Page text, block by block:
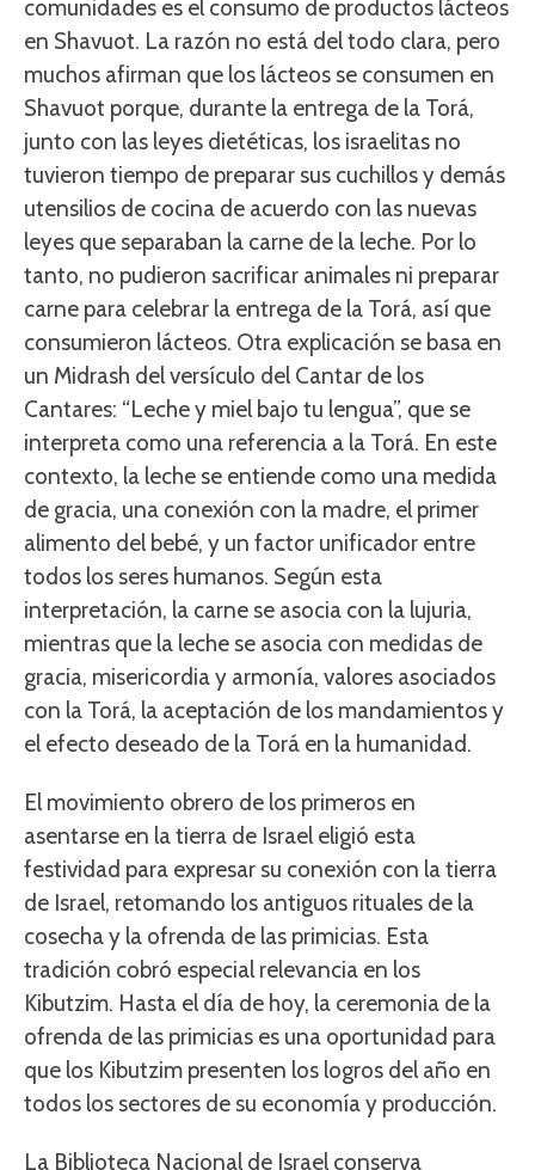
comunidades es el consumo de productos lácteos
en Shavuot. La razón no está del todo clara, pero
muchos afirman que los lácteos se consumen en
Shavuot porque, durante la entrega de la Torá,
junto con las leyes dietéticas, los israelitas no
tuvieron tiempo de preparar sus cuchillos y demás
utensilios de cocina de acuerdo con las nuevas
leyes que separaban la carne de la leche. Por lo
tanto, no pudieron sacrificar animales ni preparar
carne para celebrar la entrega de la Torá, así que
consumieron lácteos. Otra explicación se basa en
un Midrash del versículo del Cantar de los
Cantares: “Leche y miel bajo tu lengua”, que se
interpreta como una referencia a la Torá. En este
contexto, la leche se entiende como una medida
de gracia, una conexión con la madre, el primer
alimento del bebé, y un factor unificador entre
todos los seres humanos. Según esta
interpretación, la carne se asocia con la lujuria,
mientras que la leche se asocia con medidas de
gracia, misericordia y armonía, valores asociados
con la Torá, la aceptación de los mandamientos y
el efecto deseado de la Torá en la humanidad.
El movimiento obrero de los primeros en
asentarse en la tierra de Israel eligió esta
festividad para expresar su conexión con la tierra
de Israel, retomando los antiguos rituales de la
cosecha y la ofrenda de las primicias. Esta
tradición cobró especial relevancia en los
Kibutzim. Hasta el día de hoy, la ceremonia de la
ofrenda de las primicias es una oportunidad para
que los Kibutzim presenten los logros del año en
todos los sectores de su economía y producción.
La Biblioteca Nacional de Israel conserva